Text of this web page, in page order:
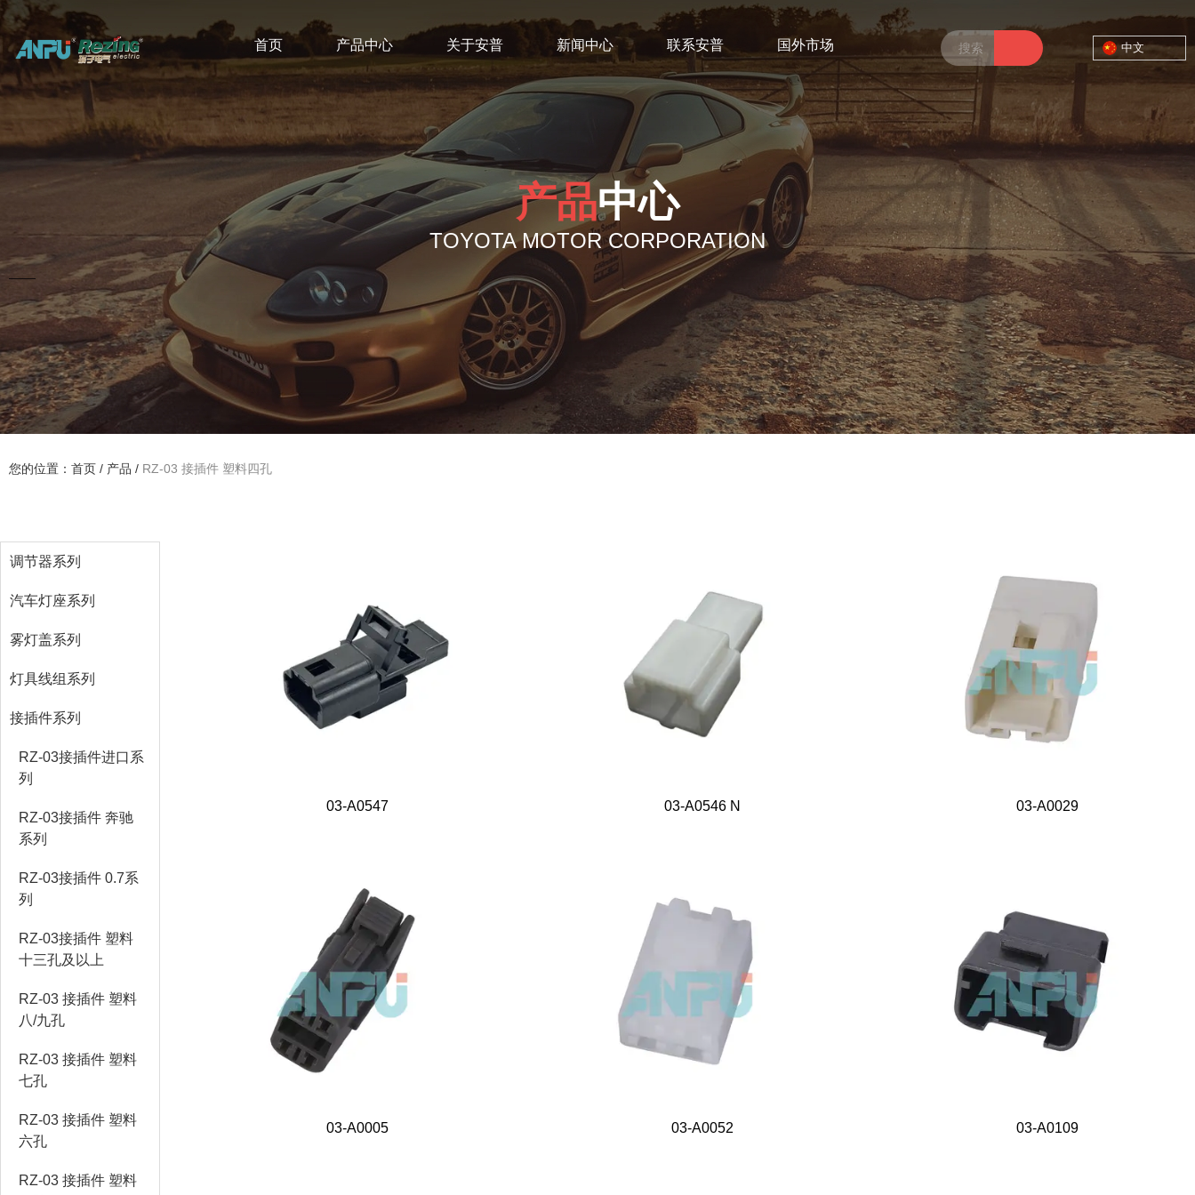
首页 产品中心 关于安普 新闻中心 联系安普 国外市场 中文
产品中心
TOYOTA MOTOR CORPORATION
您的位置：首页 / 产品 / RZ-03 接插件 塑料四孔
调节器系列
汽车灯座系列
雾灯盖系列
灯具线组系列
接插件系列
RZ-03接插件进口系
列
RZ-03接插件 奔驰
系列
RZ-03接插件 0.7系
列
RZ-03接插件 塑料
十三孔及以上
RZ-03 接插件 塑料
八/九孔
RZ-03 接插件 塑料
七孔
RZ-03 接插件 塑料
六孔
RZ-03 接插件 塑料
03-A0547 03-A0546 N 03-A0029
03-A0005 03-A0052 03-A0109